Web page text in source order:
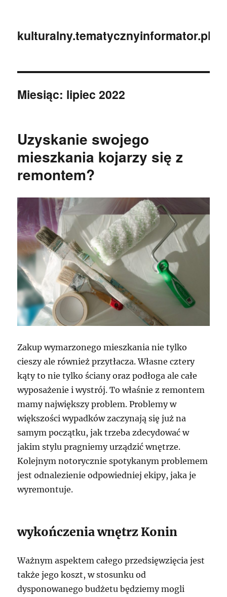
kulturalny.tematycznyinformator.pl
Miesiąc: lipiec 2022
Uzyskanie swojego
mieszkania kojarzy się z
remontem?
Zakup wymarzonego mieszkania nie tylko
cieszy ale również przytłacza. Własne cztery
kąty to nie tylko ściany oraz podłoga ale całe
wyposażenie i wystrój. To właśnie z remontem
mamy największy problem. Problemy w
większości wypadków zaczynają się już na
samym początku, jak trzeba zdecydować w
jakim stylu pragniemy urządzić wnętrze.
Kolejnym notorycznie spotykanym problemem
jest odnalezienie odpowiedniej ekipy, jaka je
wyremontuje.
wykończenia wnętrz Konin
Ważnym aspektem całego przedsięwzięcia jest
także jego koszt, w stosunku od
dysponowanego budżetu będziemy mogli